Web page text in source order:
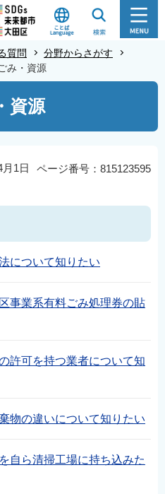
質問
分野からさがす
み・資源
資源
ページ番号：815123595
1日
について知りたい
事業系有料ごみ処理券の貼
許可を持つ業者について知
物の違いについて知りたい
自ら清掃工場に持ち込みた